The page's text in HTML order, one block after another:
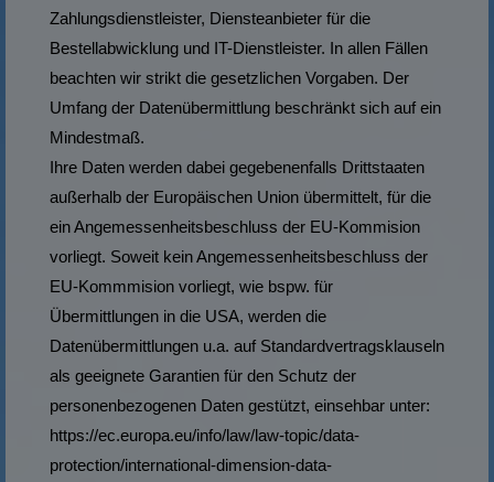
Zahlungsdienstleister, Diensteanbieter für die
Bestellabwicklung und IT-Dienstleister. In allen Fällen
beachten wir strikt die gesetzlichen Vorgaben. Der
Umfang der Datenübermittlung beschränkt sich auf ein
Mindestmaß.
Ihre Daten werden dabei gegebenenfalls Drittstaaten
außerhalb der Europäischen Union übermittelt, für die
ein Angemessenheitsbeschluss der EU-Kommision
vorliegt. Soweit kein Angemessenheitsbeschluss der
EU-Kommmision vorliegt, wie bspw. für
Übermittlungen in die USA, werden die
Datenübermittlungen u.a. auf Standardvertragsklauseln
als geeignete Garantien für den Schutz der
personenbezogenen Daten gestützt, einsehbar unter:
https://ec.europa.eu/info/law/law-topic/data-
protection/international-dimension-data-